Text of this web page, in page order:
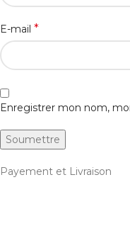
E-mail *
Enregistrer mon nom,
Payement et Livraison